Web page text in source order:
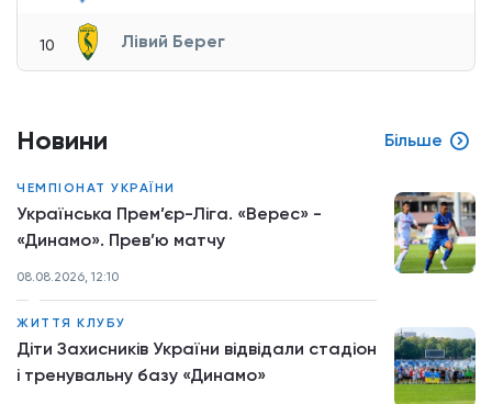
10 Лівий Берег
Новини Більше
ЧЕМПІОНАТ УКРАЇНИ
Українська Прем’єр-Ліга. «Верес» -
«Динамо». Прев’ю матчу
08.08.2026, 12:10
ЖИТТЯ КЛУБУ
Діти Захисників України відвідали стадіон
і тренувальну базу «Динамо»